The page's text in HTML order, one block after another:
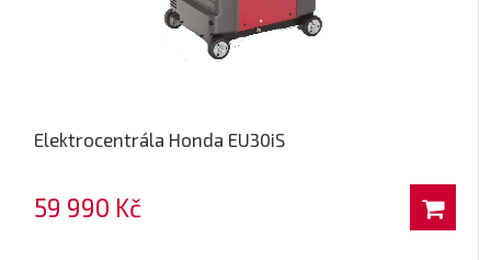
Elektrocentrála Honda EU30iS
59 990 Kč